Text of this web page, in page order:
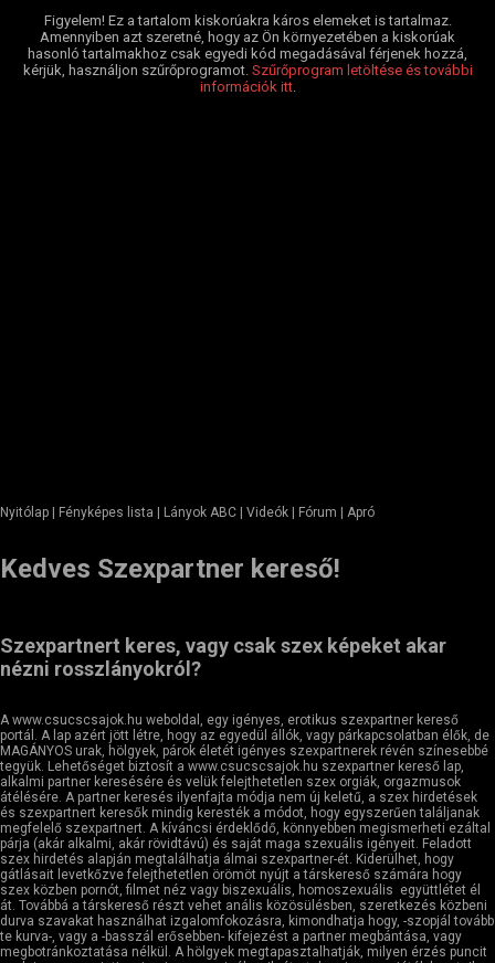
Figyelem! Ez a tartalom kiskorúakra káros elemeket is tartalmaz.
Amennyiben azt szeretné, hogy az Ön környezetében a kiskorúak
hasonló tartalmakhoz csak egyedi kód megadásával férjenek hozzá,
kérjük, használjon szűrőprogramot. Szűrőprogram letöltése és további
információk itt.
Nyitólap | Fényképes lista | Lányok ABC | Videók | Fórum | Apró
Kedves Szexpartner kereső!
Szexpartnert keres, vagy csak szex képeket akar
nézni rosszlányokról?
A www.csucscsajok.hu weboldal, egy igényes, erotikus szexpartner kereső
portál. A lap azért jött létre, hogy az egyedül állók, vagy párkapcsolatban élők, de
MAGÁNYOS urak, hölgyek, párok életét igényes szexpartnerek révén színesebbé
tegyük. Lehetőséget biztosít a www.csucscsajok.hu szexpartner kereső lap,
alkalmi partner keresésére és velük felejthetetlen szex orgiák, orgazmusok
átélésére. A partner keresés ilyenfajta módja nem új keletű, a szex hirdetések
és szexpartnert keresők mindig keresték a módot, hogy egyszerűen találjanak
megfelelő szexpartnert. A kíváncsi érdeklődő, könnyebben megismerheti ezáltal
párja (akár alkalmi, akár rövidtávú) és saját maga szexuális igényeit. Feladott
szex hirdetés alapján megtalálhatja álmai szexpartner-ét. Kiderülhet, hogy
gátlásait levetkőzve felejthetetlen örömöt nyújt a társkereső számára hogy
szex közben pornót, filmet néz vagy biszexuális, homoszexuális együttlétet él
át. Továbbá a társkereső részt vehet anális közösülésben, szeretkezés közbeni
durva szavakat használhat izgalomfokozásra, kimondhatja hogy, -szopjál tovább
te kurva-, vagy a -basszál erősebben- kifejezést a partner megbántása, vagy
megbotránkoztatása nélkül. A hölgyek megtapasztalhatják, milyen érzés puncit